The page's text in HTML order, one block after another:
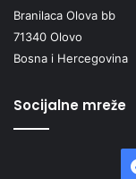
Branilaca Olova bb
71340 Olovo
Bosna i Hercegovina
Socijalne mreže